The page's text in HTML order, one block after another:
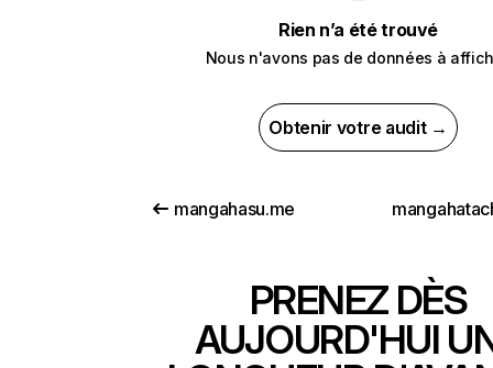
Rien n’a été trouvé
Nous n'avons pas de données à
Obtenir votre audit →
mangahasu.me
PRENEZ DÈS
AUJOURD'HUI